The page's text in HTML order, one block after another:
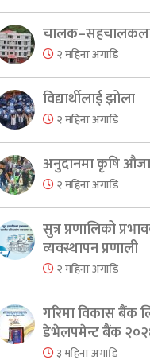
२ महिना अगाडि
विद्यार्थीलाई झोला
२ महिना अगाडि
अनुदानमा कृषि
२ महिना अगाडि
सुत्र प्रणालिको
व्यवस्थापन प्रणाली
२ महिना अगाडि
गरिमा विकास बैंक
डेभेलपमेन्ट बैंक
३ महिना अगाडि